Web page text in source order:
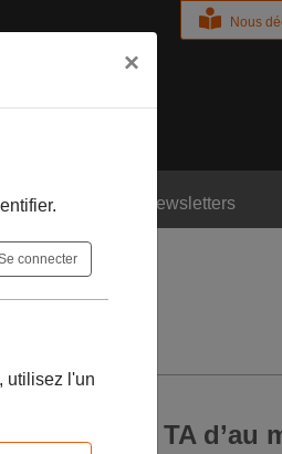
Nous
bref Newsletters
d’un TA d’au
×
connecter
utilisez l'un